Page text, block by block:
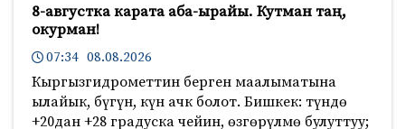
8-августка карата аба-ырайы. Кутман таң,
окурман!
07:34 08.08.2026
Кыргызгидрометтин берген маалыматына
ылайык, бүгүн, күн ачк болот. Бишкек: түндө
+20дан +28 градуска чейин, өзгөрүлмө булуттуу;